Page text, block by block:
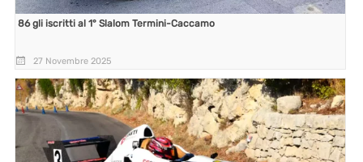
86 gli iscritti al 1° Slalom Termini-Caccamo
27 Novembre 2025